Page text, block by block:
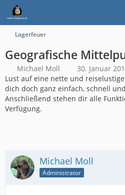
Lagerfeuer
Geografische
Michael Moll
30. Januar
Lust auf eine nette und
dich doch ganz einfach, schnell
Anschließend stehen dir alle
Verfügung.
Michael Moll
Administrator